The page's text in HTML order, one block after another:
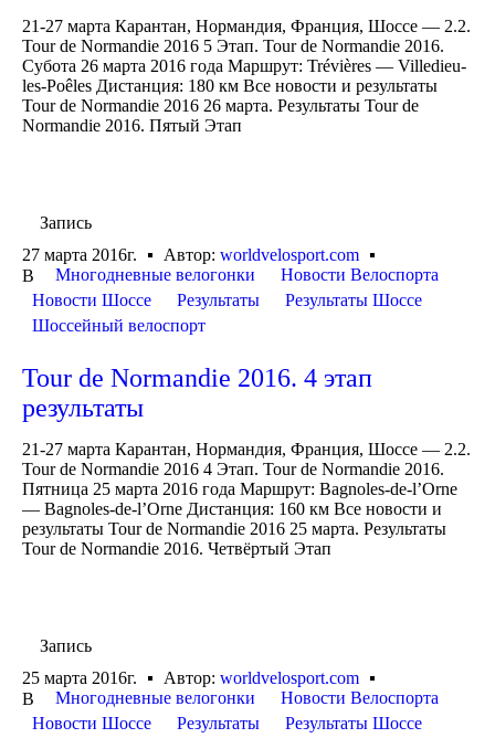
21-27 марта Карантан, Нормандия, Франция, Шоссе — 2.2.
Tour de Normandie 2016 5 Этап. Tour de Normandie 2016.
Субота 26 марта 2016 года Маршрут: Trévières — Villedieu-
les-Poêles Дистанция: 180 км Все новости и результаты
Tour de Normandie 2016 26 марта. Результаты Tour de
Normandie 2016. Пятый Этап
Запись
27 марта 2016г.
Автор: worldvelosport.com
В
Многодневные велогонки
Новости Велоспорта
Новости Шоссе
Результаты
Результаты Шоссе
Шоссейный велоспорт
Tour de Normandie 2016. 4 этап
результаты
21-27 марта Карантан, Нормандия, Франция, Шоссе — 2.2.
Tour de Normandie 2016 4 Этап. Tour de Normandie 2016.
Пятница 25 марта 2016 года Маршрут: Bagnoles-de-l’Orne
— Bagnoles-de-l’Orne Дистанция: 160 км Все новости и
результаты Tour de Normandie 2016 25 марта. Результаты
Tour de Normandie 2016. Четвёртый Этап
Запись
25 марта 2016г.
Автор: worldvelosport.com
В
Многодневные велогонки
Новости Велоспорта
Новости Шоссе
Результаты
Результаты Шоссе